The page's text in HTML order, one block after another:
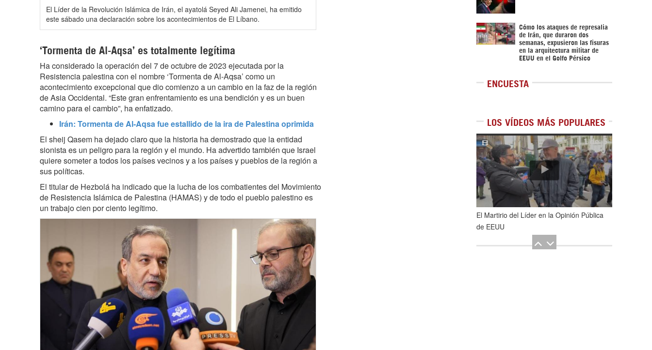
El Líder de la Revolución Islámica de Irán, el ayatolá Seyed Ali Jamenei, ha emitido
este sábado una declaración sobre los acontecimientos de El Líbano.
‘Tormenta de Al-Aqsa’ es totalmente legítima
Ha considerado la operación del 7 de octubre de 2023 ejecutada por la
Resistencia palestina con el nombre ‘Tormenta de Al-Aqsa’ como un
acontecimiento excepcional que dio comienzo a un cambio en la faz de la región
de Asia Occidental. “Este gran enfrentamiento es una bendición y es un buen
camino para el cambio”, ha enfatizado.
Irán: Tormenta de Al-Aqsa fue estallido de la ira de Palestina oprimida
El sheij Qasem ha dejado claro que la historia ha demostrado que la entidad
sionista es un peligro para la región y el mundo. Ha advertido también que Israel
quiere someter a todos los países vecinos y a los países y pueblos de la región a
sus políticas.
El titular de Hezbolá ha indicado que la lucha de los combatientes del Movimiento
de Resistencia Islámica de Palestina (HAMAS) y de todo el pueblo palestino es
un trabajo cien por ciento legítimo.
Cómo los ataques de represalia
de Irán, que duraron dos
semanas, expusieron las fisuras
en la arquitectura militar de
EEUU en el Golfo Pérsico
ENCUESTA
LOS VÍDEOS MÁS POPULARES
1de5
El Martirio del Líder en la Opinión Pública
de EEUU